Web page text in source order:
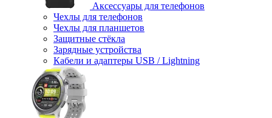
Аксессуары для телефонов
Чехлы для телефонов
Чехлы для планшетов
Защитные стёкла
Зарядные устройства
Кабели и адаптеры USB / Lightning